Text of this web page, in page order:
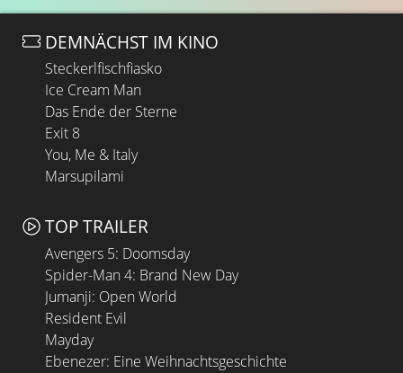
DEMNÄCHST IM KINO
Steckerlfischfiasko
Ice Cream Man
Das Ende der Sterne
Exit 8
You, Me & Italy
Marsupilami
TOP TRAILER
Avengers 5: Doomsday
Spider-Man 4: Brand New Day
Jumanji: Open World
Resident Evil
Mayday
Ebenezer: Eine Weihnachtsgeschichte